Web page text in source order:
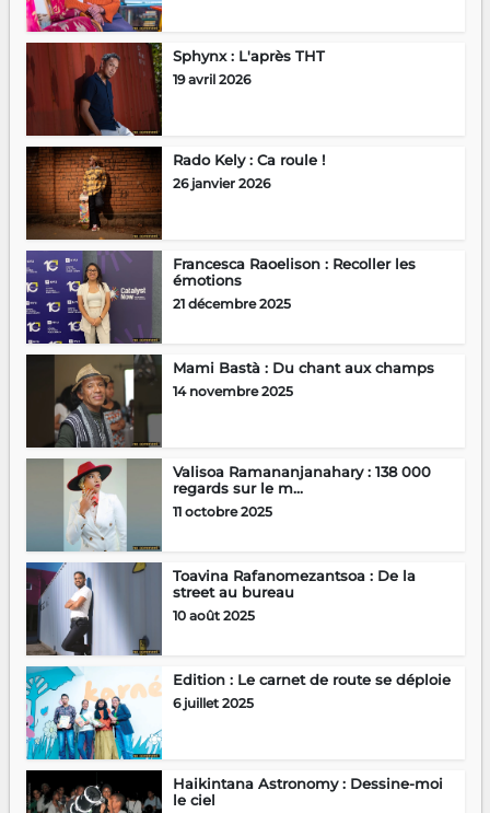
Sphynx : L'après THT
19 avril 2026
Rado Kely : Ca roule !
26 janvier 2026
Francesca Raoelison : Recoller les
émotions
21 décembre 2025
Mami Bastà : Du chant aux champs
14 novembre 2025
Valisoa Ramananjanahary : 138 000
regards sur le m...
11 octobre 2025
Toavina Rafanomezantsoa : De la
street au bureau
10 août 2025
Edition : Le carnet de route se déploie
6 juillet 2025
Haikintana Astronomy : Dessine-moi
le ciel